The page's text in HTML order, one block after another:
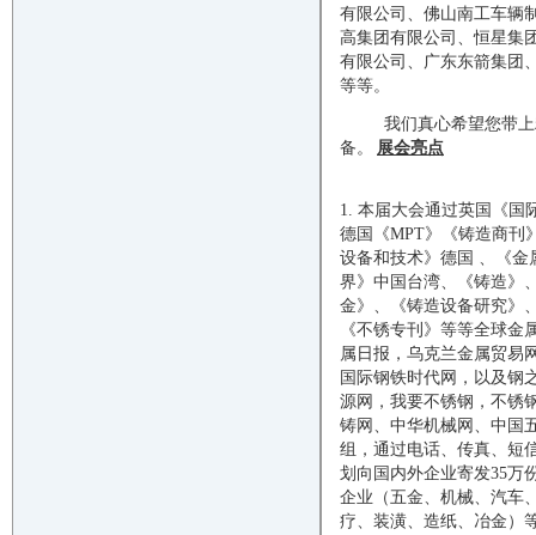
有限公司、佛山南工车辆
高集团有限公司、恒星集
有限公司、广东东箭集团
等等。
我们真心希望您带
备。
展会亮点
1. 本届大会通过英国《国
德国《MPT》《铸造商刊
设备和技术》德国 、《金
界》中国台湾、《铸造》
金》、《铸造设备研究》
《不锈专刊》等等全球金
属日报，乌克兰金属贸易
国际钢铁时代网，以及钢
源网，我要不锈钢，不锈
铸网、中华机械网、中国
组，通过电话、传真、短
划向国内外企业寄发35万
企业（五金、机械、汽车
疗、装潢、造纸、冶金）